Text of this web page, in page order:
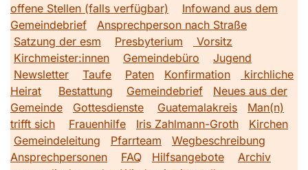
offene Stellen (falls verfügbar)
Infowand aus dem
Gemeindebrief
Ansprechperson nach Straße
Satzung der esm
Presbyterium
Vorsitz
Kirchmeister:innen
Gemeindebüro
Jugend
Newsletter
Taufe Paten Konfirmation
kirchliche
Heirat
Bestattung Gemeindebrief
Neues aus der
Gemeinde
Gottesdienste Guatemalakreis
Man(n)
trifft sich
Frauenhilfe Iris Zahlmann-Groth
Kirchen
Gemeindeleitung
Pfarrteam
Wegbeschreibung
Ansprechpersonen
FAQ Hilfsangebote
Archiv